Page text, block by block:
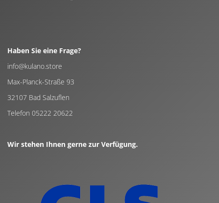
Haben Sie eine Frage?
info@kulano.store
Max-Planck-Straße 93
32107 Bad Salzuflen
Telefon 05222 20622
Wir stehen Ihnen gerne zur Verfügung.